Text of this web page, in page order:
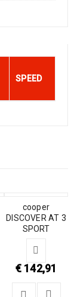
SPEED
cooper
DISCOVER AT 3
SPORT
€142,91